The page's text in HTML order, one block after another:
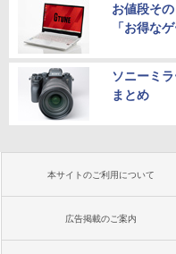
お値段そ
「お得な
ソニーミ
まとめ
本サイトのご利用について
広告掲載のご案内